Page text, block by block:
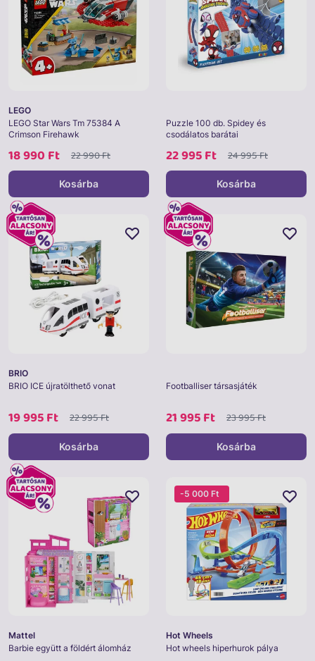
LEGO
LEGO Star Wars Tm 75384 A
Crimson Firehawk
18 990 Ft 22 990 Ft
Kosárba
Puzzle 100 db. Spidey és
csodálatos barátai
22 995 Ft 24 995 Ft
Kosárba
BRIO
BRIO ICE újratölthető vonat
19 995 Ft 22 995 Ft
Kosárba
Footballiser társasjáték
21 995 Ft 23 995 Ft
Kosárba
Mattel
Barbie együtt a földért álomház
Hot Wheels
Hot wheels hiperhurok pálya
-5 000 Ft